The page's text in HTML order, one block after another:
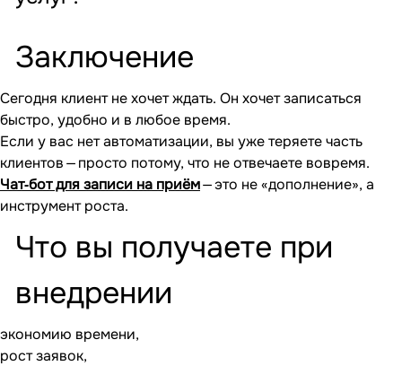
Заключение
Сегодня клиент не хочет ждать. Он хочет записаться
быстро, удобно и в любое время.
Если у вас нет автоматизации, вы уже теряете часть
клиентов — просто потому, что не отвечаете вовремя.
Чат‐бот для записи на приём— это не «дополнение», а
инструмент роста.
Что вы получаете при
внедрении
экономию времени,
рост заявок,